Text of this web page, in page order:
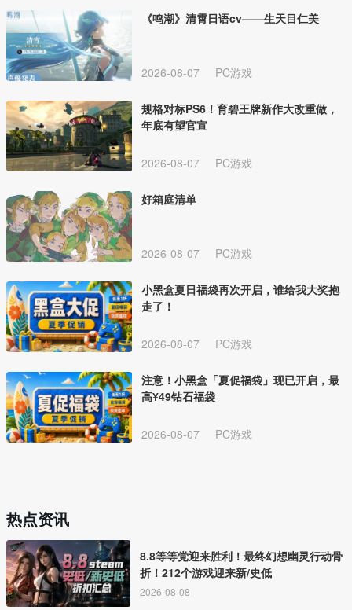
《鸣潮》清霄日语cv——生天目仁美
2026-08-07 PC游戏
规格对标PS6！育碧王牌新作大改重做，
年底有望官宣
2026-08-07 PC游戏
好箱庭清单
2026-08-07 PC游戏
小黑盒夏日福袋再次开启，谁给我大奖抱
走了！
2026-08-07 PC游戏
注意！小黑盒「夏促福袋」现已开启，最
高¥49钻石福袋
2026-08-07 PC游戏
热点资讯
8.8等等党迎来胜利！最终幻想幽灵行动骨
折！212个游戏迎来新/史低
2026-08-08